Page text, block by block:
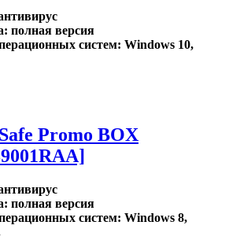
: полная версия
систем: Windows 10,
Promo BOX
: полная версия
систем: Windows 8,